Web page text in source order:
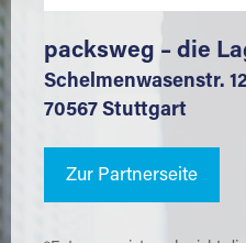
packsweg – die
Schelmenwasenstr.
70567 Stuttgart
Zur Partnerseite